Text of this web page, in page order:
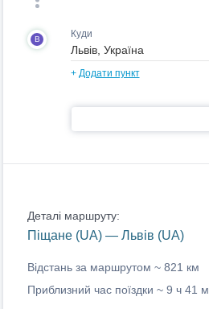
B Куди
+ Додати пункт
Деталі маршруту:
Піщане (UA) — Львів (UA)
Відстань за маршрутом ~ 821 км
Приблизний час поїздки ~ 9 ч 41 м